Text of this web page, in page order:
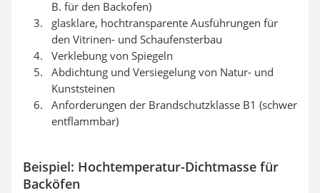
B. für den Backofen)
glasklare, hochtransparente Ausführungen für
den Vitrinen- und Schaufensterbau
Verklebung von Spiegeln
Abdichtung und Versiegelung von Natur- und
Kunststeinen
Anforderungen der Brandschutzklasse B1 (schwer
entflammbar)
Beispiel: Hochtemperatur-Dichtmasse für
Backöfen